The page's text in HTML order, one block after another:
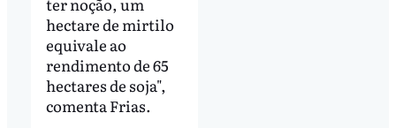
hectare de mirtilo
equivale ao
rendimento de 65
hectares de soja",
comenta Frias.